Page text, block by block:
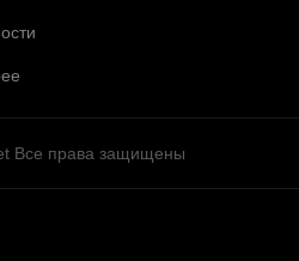
Все права защищены